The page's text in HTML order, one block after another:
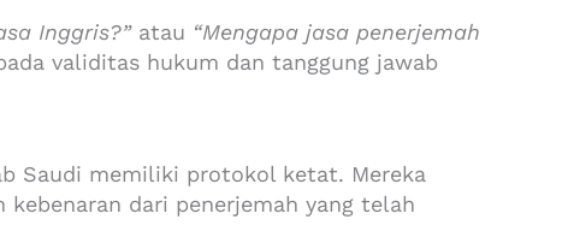
Inggris?”atau “Mengapa jasa penerjemah
validitas hukum dan tanggung jawab
Saudi memiliki protokol ketat. Mereka
dari penerjemah yang telah